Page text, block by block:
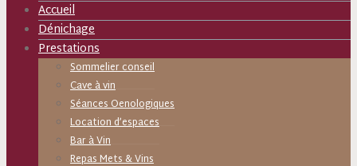
Accueil
Dénichage
Prestations
Sommelier conseil
Cave à vin
Séances Oenologiques
Location d’espaces
Bar à Vin
Repas Mets & Vins